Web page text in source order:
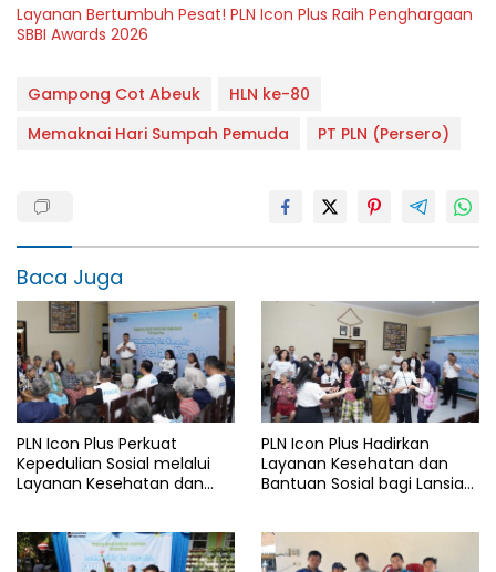
Layanan Bertumbuh Pesat! PLN Icon Plus Raih Penghargaan
SBBI Awards 2026
Gampong Cot Abeuk
HLN ke-80
Memaknai Hari Sumpah Pemuda
PT PLN (Persero)
Baca Juga
PLN Icon Plus Perkuat
Kepedulian Sosial melalui
Layanan Kesehatan dan
PLN Icon Plus Hadirkan
Layanan Kesehatan dan
Bantuan Sosial bagi Lansia